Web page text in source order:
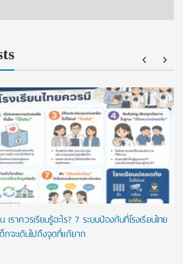
เราควรเรียนรู้อะไร? 7 ระบบป้องกันที่โรงเรียนไทย
จะเดินไปถึงจุดที่แก้ยาก